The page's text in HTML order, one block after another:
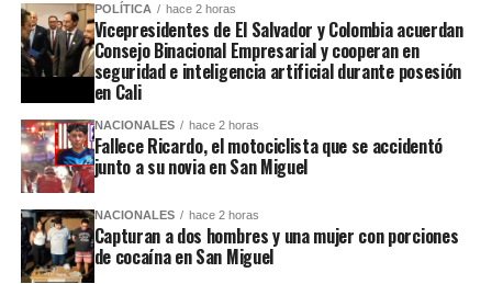
POLÍTICA hace 2 horas
Vicepresidentes de El Salvador y Colombia acuerdan
Consejo Binacional Empresarial y cooperan en
seguridad e inteligencia artificial durante posesión
en Cali
NACIONALES hace 2 horas
Fallece Ricardo, el motociclista que se accidentó
junto a su novia en San Miguel
NACIONALES hace 2 horas
Capturan a dos hombres y una mujer con porciones
de cocaína en San Miguel